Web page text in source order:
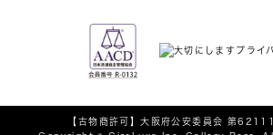
【古物商許可】大阪府公安委員会 第